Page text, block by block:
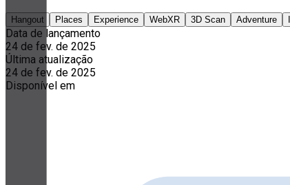
Hangout Places Experience WebXR 3D Scan Adventure
Data de lançamento
24 de fev. de 2025
Última atualização
24 de fev. de 2025
Disponível em